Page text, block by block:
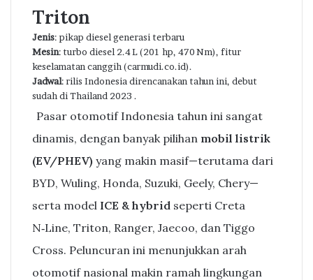
Triton
Jenis: pikap diesel generasi terbaru
Mesin: turbo diesel 2.4 L (201 hp, 470 Nm), fitur
keselamatan canggih (carmudi.co.id).
Jadwal: rilis Indonesia direncanakan tahun ini, debut
sudah di Thailand 2023 .
Pasar otomotif Indonesia tahun ini sangat
dinamis, dengan banyak pilihan mobil listrik
(EV/PHEV) yang makin masif—terutama dari
BYD, Wuling, Honda, Suzuki, Geely, Chery—
serta model ICE & hybrid seperti Creta
N‑Line, Triton, Ranger, Jaecoo, dan Tiggo
Cross. Peluncuran ini menunjukkan arah
otomotif nasional makin ramah lingkungan